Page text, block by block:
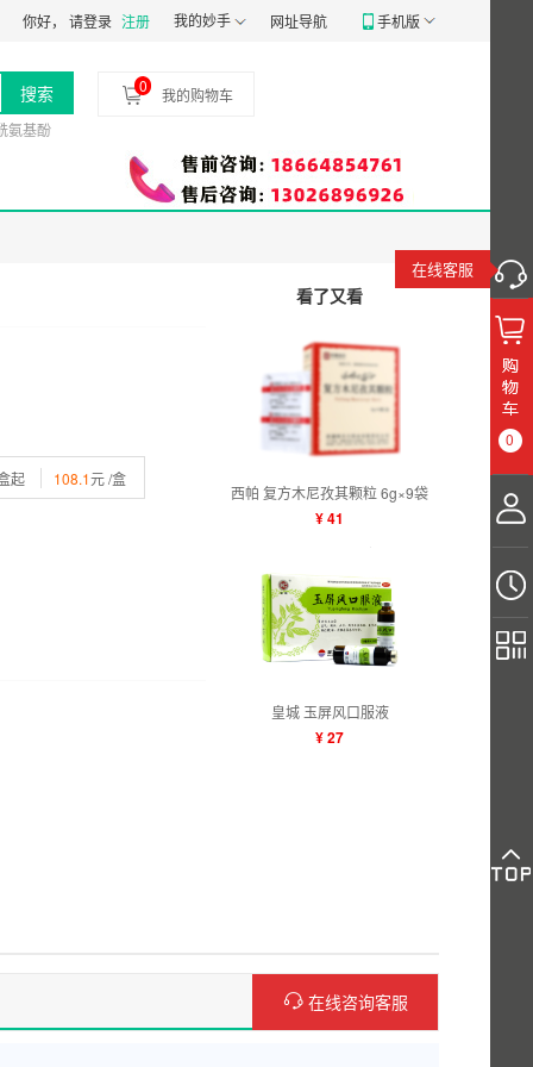
号 食品经营许可证：JY14401030058197 药品经营质量管理规范认证证
你好， 请登录 注册 我的妙手 网址导航 手机版
搜索
氨基酚
0 我的购物车
在线客服
0
起 108.1元 /盒
看了又看
西帕 复方木尼孜其颗粒 6g×9袋
¥ 41
皇城 玉屏风口服液
¥ 27
在线咨询客服